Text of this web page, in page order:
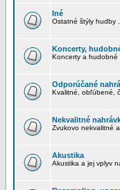
Iné
Ostatné štýly hudby ...
Koncerty,
Koncerty a hudobné
Odporúčané
Kvalitné, obľúbené,
Nekvalitné
Zvukovo nekvalitné
Akustika
Akustika a jej vplyv